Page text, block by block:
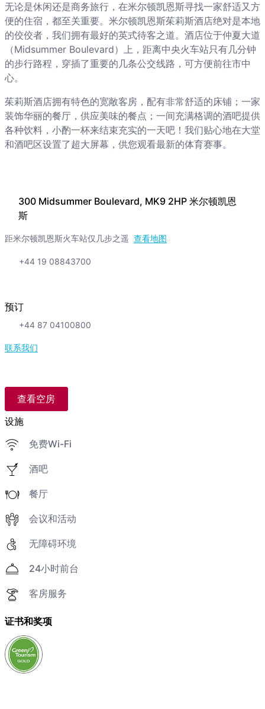
300 Midsummer Boulevard, MK9 2HP 米尔顿凯恩
斯
距米尔顿凯恩斯火车站仅几步之遥 查看地图
+44 19 08843700
预订
+44 87 04100800
联系我们
查看空房
设施
免费Wi-Fi
酒吧
餐厅
会议和活动
无障碍环境
24小时前台
客房服务
证书和奖项
无论是休闲还是商务旅行，在米尔顿凯恩斯寻找一家舒适又方
便的住宿，都至关重要。米尔顿凯恩斯茱莉斯酒店绝对是本地
的佼佼者，我们拥有最好的英式待客之道。酒店位于仲夏大道
（Midsummer Boulevard）上，距离中央火车站只有几分钟
的步行路程，穿插了重要的几条公交线路，可方便前往市中
心。
茱莉斯酒店拥有特色的宽敞客房，配有非常舒适的床铺；一家
装饰华丽的餐厅，供应美味的餐点；一间充满格调的酒吧提供
各种饮料，小酌一杯来结束充实的一天吧！我们贴心地在大堂
和酒吧区设置了超大屏幕，供您观看最新的体育赛事。